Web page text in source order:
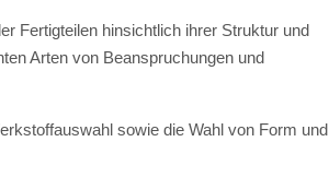
Fertigteilen hinsichtlich ihrer Struktur und
Arten von Beanspruchungen und
sowie die Wahl von Form und